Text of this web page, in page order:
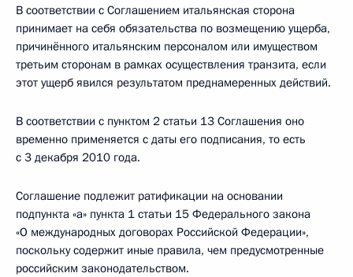
В соответствии с Соглашением итальянская сторона
принимает на себя обязательства по возмещению ущерба,
причинённого итальянским персоналом или имуществом
третьим сторонам в рамках осуществления транзита, если
этот ущерб явился результатом преднамеренных действий.
В соответствии с пунктом 2 статьи 13 Соглашения оно
временно применяется с даты его подписания, то есть
с 3 декабря 2010 года.
Соглашение подлежит ратификации на основании
подпункта «а» пункта 1 статьи 15 Федерального закона
«О международных договорах Российской Федерации»,
поскольку содержит иные правила, чем предусмотренные
российским законодательством.